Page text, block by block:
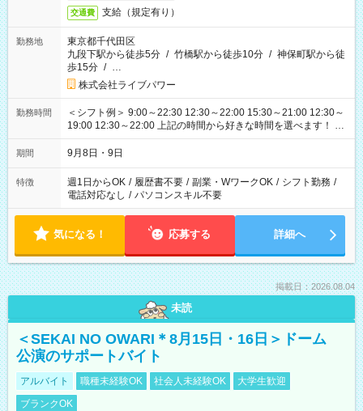
交通費 支給（規定有り）
勤務地
東京都千代田区
九段下駅から徒歩5分 / 竹橋駅から徒歩10分 / 神保町駅から徒
歩15分 / …
株式会社ライブパワー
勤務時間
＜シフト例＞ 9:00～22:30 12:30～22:00 15:30～21:00 12:30～
19:00 12:30～22:00 上記の時間から好きな時間を選べます！ ※
時間は変更となる可能性があります
期間 9月8日・9日
特徴 週1日からOK / 履歴書不要 / 副業・WワークOK / シフト勤務 /
電話対応なし / パソコンスキル不要
気になる！ 応募する 詳細へ
掲載日：2026.08.04
未読
＜SEKAI NO OWARI＊8月15日・16日＞ドーム
公演のサポートバイト
アルバイト 職種未経験OK 社会人未経験OK
大学生歓迎
ブランクOK